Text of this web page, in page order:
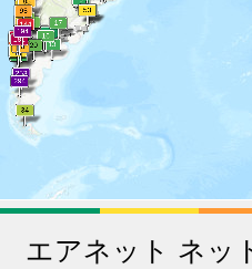
エアネット ネッ